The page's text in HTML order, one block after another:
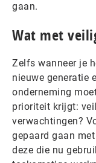
gaan.
Wat met
Zelfs wanneer je
nieuwe generatie
onderneming
prioriteit krijgt:
verwachtingen?
gepaard gaan
deze die nu